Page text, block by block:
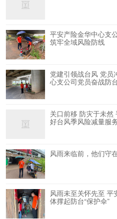
平安产险金华中心支
筑牢全域风险防线
党建引领战台风 党
心支公司党员奋战防
关口前移 防灾于未然
好台风季风险减量服
风雨来临前，他们守
风雨未至关怀先至
体撑起防台“保护伞”